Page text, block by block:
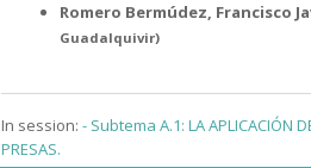
Romero Bermúdez, Francisco
Guadalquivir)
In session: - Subtema A.1: LA APLICACIÓN
PRESAS.